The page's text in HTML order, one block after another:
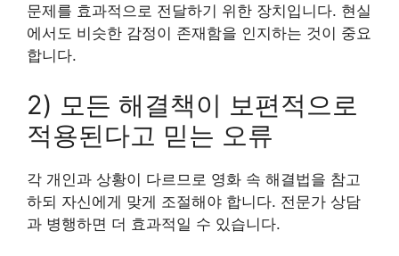
문제를 효과적으로 전달하기 위한 장치입니다. 현실
에서도 비슷한 감정이 존재함을 인지하는 것이 중요
합니다.
2) 모든 해결책이 보편적으로
적용된다고 믿는 오류
각 개인과 상황이 다르므로 영화 속 해결법을 참고
하되 자신에게 맞게 조절해야 합니다. 전문가 상담
과 병행하면 더 효과적일 수 있습니다.